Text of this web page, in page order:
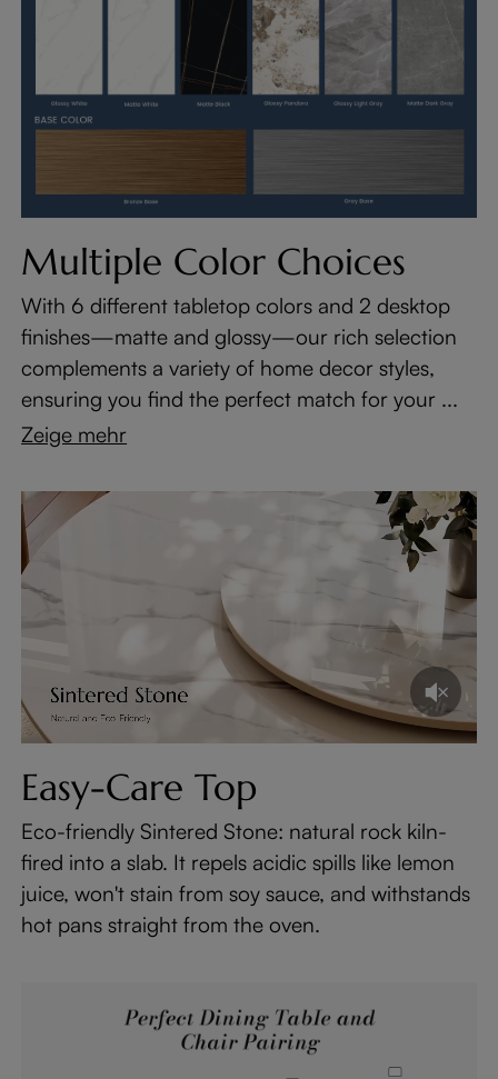
Multiple Color Choices
With 6 different tabletop colors and 2 desktop
finishes—matte and glossy—our rich selection
complements a variety of home decor styles,
ensuring you find the perfect match for your ...
Zeige mehr
Easy-Care Top
Eco-friendly Sintered Stone: natural rock kiln-
fired into a slab. It repels acidic spills like lemon
juice, won't stain from soy sauce, and withstands
hot pans straight from the oven.